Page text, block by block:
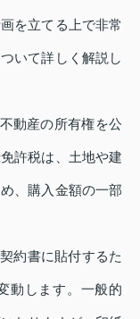
を立てる上で非常
いて詳しく解説し
動産の所有権を公
許税は、土地や建
、購入金額の一部
約書に貼付するた
動します。一般的